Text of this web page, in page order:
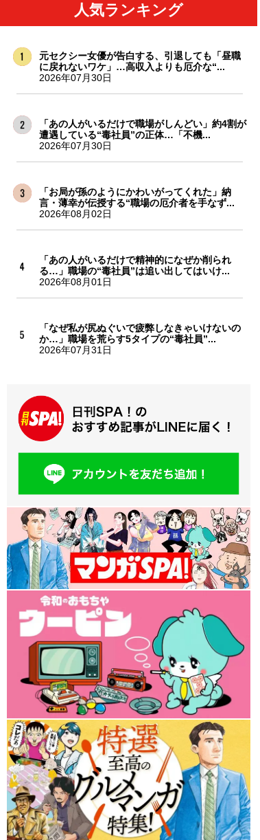
人気ランキング
元セクシー女優が告白する、引退しても「昼職
に戻れないワケ」…高収入よりも厄介な“...
2026年07月30日
「あの人がいるだけで職場がしんどい」約4割が
遭遇している“毒社員”の正体…「不機...
2026年07月30日
「お局が孫のようにかわいがってくれた」納
言・薄幸が伝授する“職場の厄介者を手なず...
2026年08月02日
「あの人がいるだけで精神的になぜか削られ
る…」職場の“毒社員”は追い出してはいけ...
2026年08月01日
「なぜ私が尻ぬぐいで疲弊しなきゃいけないの
か…」職場を荒らす5タイプの“毒社員”...
2026年07月31日